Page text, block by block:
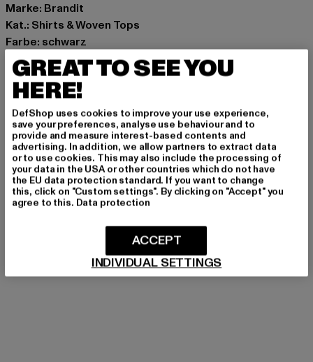
Marke: Brandit
Kat.: Shirts & Woven Tops
Farbe: schwarz
Hersteller Farbe: black
Materialzusammensetzung: 95% Baumwolle, 5%
Elasthan
Art.Nr: BD44008-00007
Hersteller: Brandit Textil GmbH |info@brandit-wear.com
Spichernstraße 6a | 50672 Köln | DE
GRÖSSE & PASSFORM
LIEFERUNG & RÜCKGABE
GREAT TO SEE YOU
HERE!
DefShop uses cookies to improve your use experience,
save your preferences, analyse use behaviour and to
provide and measure interest-based contents and
advertising. In addition, we allow partners to extract data
or to use cookies. This may also include the processing of
your data in the USA or other countries which do not have
the EU data protection standard. If you want to change
this, click on "Custom settings". By clicking on "Accept" you
agree to this. Data protection
INDIVIDUAL SETTINGS
ACCEPT